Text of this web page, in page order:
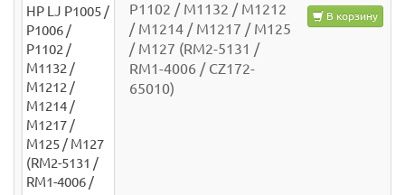
P1102 / M1132 / M1212
/ M1214 / M1217 / M125
/ M127 (RM2-5131 /
RM1-4006 / CZ172-
65010)
В корзину